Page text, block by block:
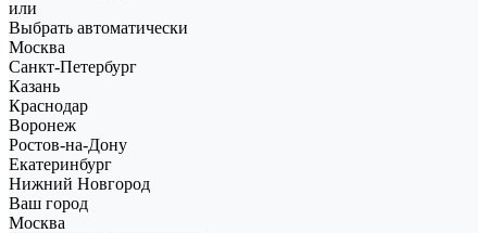
или
Выбрать автоматически
Москва
Санкт-Петербург
Казань
Краснодар
Воронеж
Ростов-на-Дону
Екатеринбург
Нижний Новгород
Ваш город
Москва